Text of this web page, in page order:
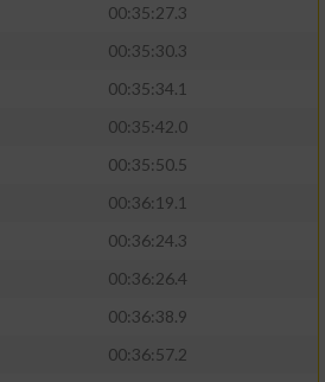
00:35:27.3
00:35:30.3
00:35:34.1
00:35:42.0
00:35:50.5
00:36:19.1
00:36:24.3
00:36:26.4
00:36:38.9
00:36:57.2